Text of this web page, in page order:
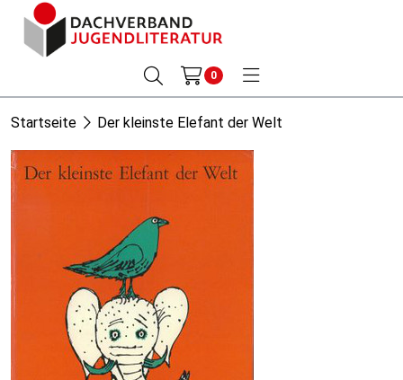
0
Startseite Der kleinste Elefant der Welt